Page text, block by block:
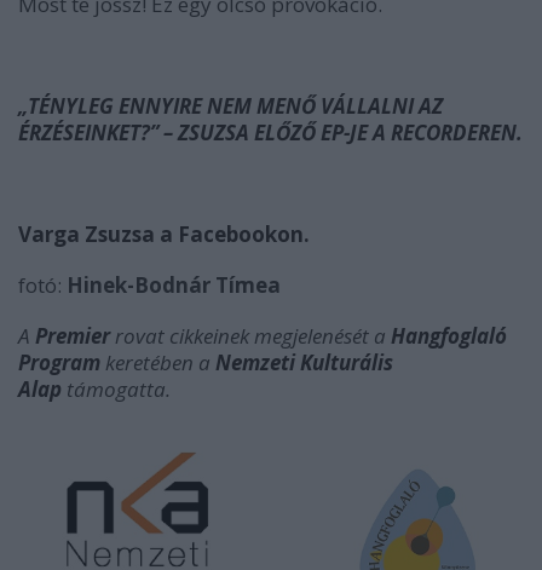
„TÉNYLEG ENNYIRE NEM MENŐ VÁLLALNI AZ
ÉRZÉSEINKET?” – ZSUZSA ELŐZŐ EP-JE A RECORDEREN.
Varga Zsuzsa a Facebookon.
fotó: Hinek-Bodnár Tímea
A Premierrovat cikkeinek megjelenését a Hangfoglaló
Program keretében a Nemzeti Kulturális
Alap támogatta.